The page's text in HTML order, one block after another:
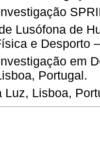
Lusófona de
e Desporto
em
Portugal.
Luz, Lisboa,